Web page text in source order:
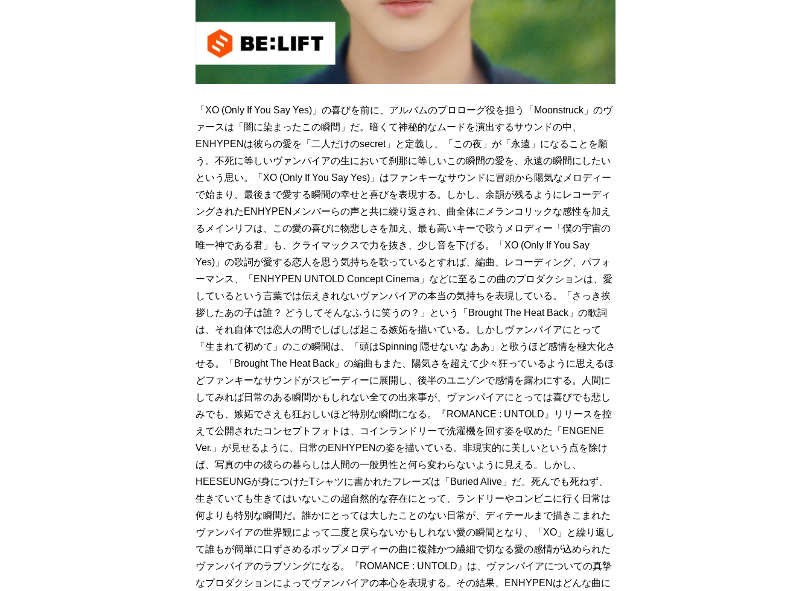
「XO (Only If You Say Yes)」の喜びを前に、アルバムのプロローグ役を担う「Moonstruck」のヴ
ァースは「闇に染まったこの瞬間」だ。暗くて神秘的なムードを演出するサウンドの中、
ENHYPENは彼らの愛を「二人だけのsecret」と定義し、「この夜」が「永遠」になることを願
う。不死に等しいヴァンパイアの生において刹那に等しいこの瞬間の愛を、永遠の瞬間にしたい
という思い。「XO (Only If You Say Yes)」はファンキーなサウンドに冒頭から陽気なメロディー
で始まり、最後まで愛する瞬間の幸せと喜びを表現する。しかし、余韻が残るようにレコーディ
ングされたENHYPENメンバーらの声と共に繰り返され、曲全体にメランコリックな感性を加え
るメインリフは、この愛の喜びに物悲しさを加え、最も高いキーで歌うメロディー「僕の宇宙の
唯一神である君」も、クライマックスで力を抜き、少し音を下げる。「XO (Only If You Say
Yes)」の歌詞が愛する恋人を思う気持ちを歌っているとすれば、編曲、レコーディング、パフォ
ーマンス、「ENHYPEN UNTOLD Concept Cinema」などに至るこの曲のプロダクションは、愛
しているという言葉では伝えきれないヴァンパイアの本当の気持ちを表現している。「さっき挨
拶したあの子は誰？ どうしてそんなふうに笑うの？」という「Brought The Heat Back」の歌詞
は、それ自体では恋人の間でしばしば起こる嫉妬を描いている。しかしヴァンパイアにとって
「生まれて初めて」のこの瞬間は、「頭はSpinning 隠せないな ああ」と歌うほど感情を極大化さ
せる。「Brought The Heat Back」の編曲もまた、陽気さを超えて少々狂っているように思えるほ
どファンキーなサウンドがスピーディーに展開し、後半のユニゾンで感情を露わにする。人間に
してみれば日常のある瞬間かもしれない全ての出来事が、ヴァンパイアにとっては喜びでも悲し
みでも、嫉妬でさえも狂おしいほど特別な瞬間になる。『ROMANCE : UNTOLD』リリースを控
えて公開されたコンセプトフォトは、コインランドリーで洗濯機を回す姿を収めた「ENGENE
Ver.」が見せるように、日常のENHYPENの姿を描いている。非現実的に美しいという点を除け
ば、写真の中の彼らの暮らしは人間の一般男性と何ら変わらないように見える。しかし、
HEESEUNGが身につけたTシャツに書かれたフレーズは「Buried Alive」だ。死んでも死ねず、
生きていても生きてはいないこの超自然的な存在にとって、ランドリーやコンビニに行く日常は
何よりも特別な瞬間だ。誰かにとっては大したことのない日常が、ディテールまで描きこまれた
ヴァンパイアの世界観によって二度と戻らないかもしれない愛の瞬間となり、「XO」と繰り返し
て誰もが簡単に口ずさめるポップメロディーの曲に複雑かつ繊細で切なる愛の感情が込められた
ヴァンパイアのラブソングになる。『ROMANCE : UNTOLD』は、ヴァンパイアについての真摯
なプロダクションによってヴァンパイアの本心を表現する。その結果、ENHYPENはどんな曲に